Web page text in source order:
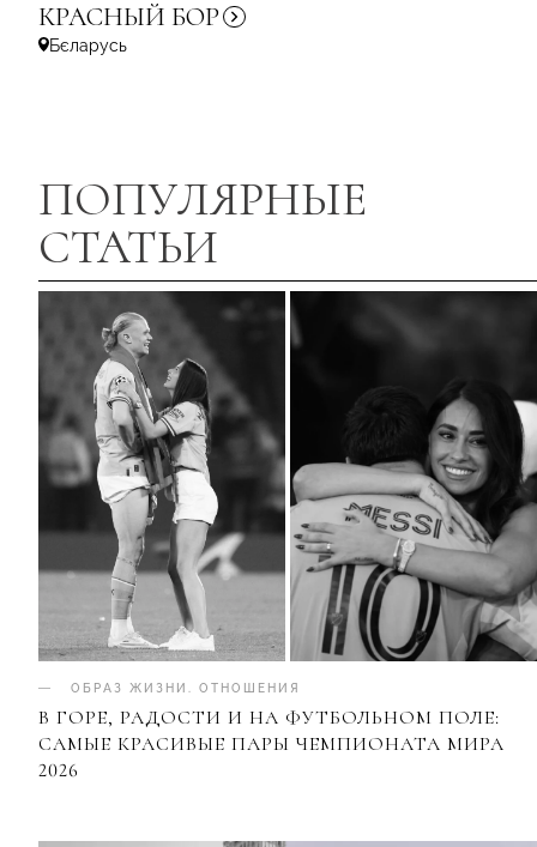
КРАСНЫЙ БОР
Бєларусь
ПОПУЛЯРНЫЕ
СТАТЬИ
ОБРАЗ ЖИЗНИ ОТНОШЕНИЯ
В ГОРЕ, РАДОСТИ И НА ФУТБОЛЬНОМ ПОЛЕ:
САМЫЕ КРАСИВЫЕ ПАРЫ ЧЕМПИОНАТА МИРА
2026